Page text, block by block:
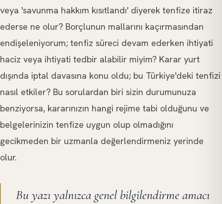
veya 'savunma hakkım kısıtlandı' diyerek tenfize itiraz
ederse ne olur? Borçlunun mallarını kaçırmasından
endişeleniyorum; tenfiz süreci devam ederken ihtiyati
haciz veya ihtiyati tedbir alabilir miyim? Karar yurt
dışında iptal davasına konu oldu; bu Türkiye'deki tenfizi
nasıl etkiler? Bu sorulardan biri sizin durumunuza
benziyorsa, kararınızın hangi rejime tabi olduğunu ve
belgelerinizin tenfize uygun olup olmadığını
gecikmeden bir uzmanla değerlendirmeniz yerinde
olur.
Bu yazı yalnızca genel bilgilendirme amacı